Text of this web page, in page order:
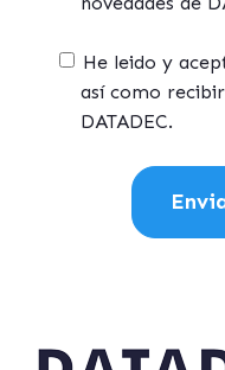
He leido y
así como
DATADEC.